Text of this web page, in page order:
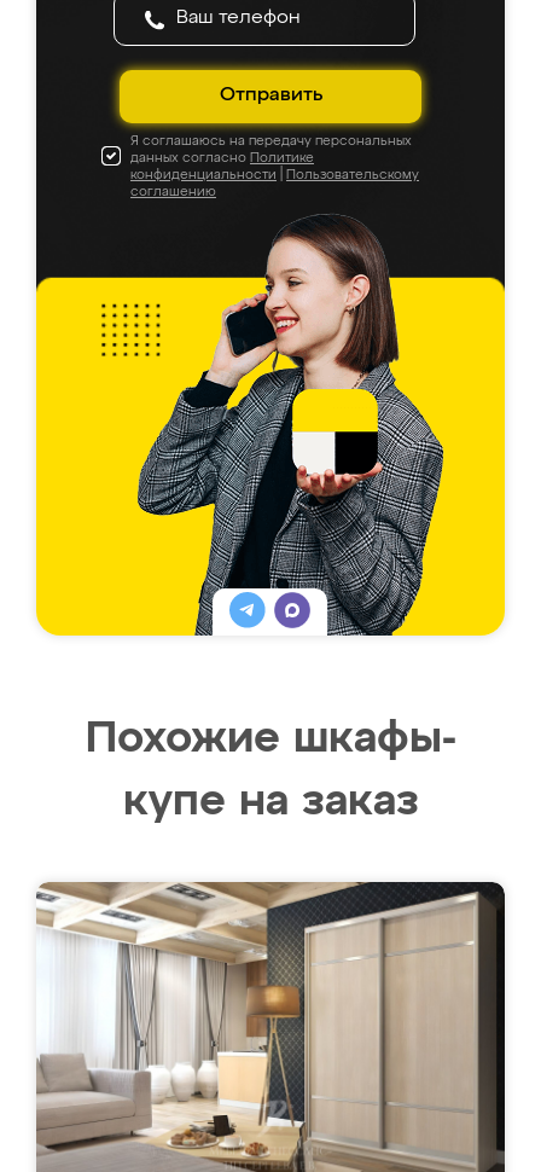
Отправить
Я соглашаюсь на передачу персональных
данных согласно Политике
конфиденциальности
Пользовательскому
соглашению
Похожие шкафы-
купе на заказ